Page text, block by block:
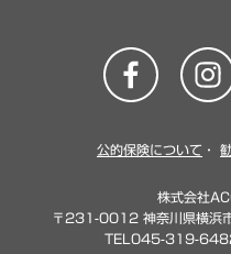
公的保険について ・
株式会社
〒231-0012 神奈川県横浜
TEL045-319-